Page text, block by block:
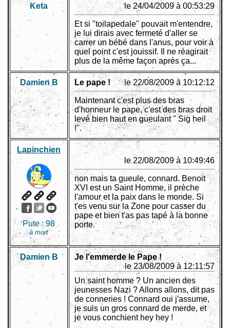
Keta le 24/04/2009 à 00:53:29
Et si "toilapedale" pouvait m'entendre,
je lui dirais avec fermeté d'aller se
carrer un bébé dans l'anus, pour voir à
quel point c'est jouissif. Il ne réagirait
plus de la même façon après ça...
Damien B Le pape ! le 22/08/2009 à 10:12:12
Maintenant c'est plus des bras
d'honneur le pape, c'est des bras droit
levé bien haut en gueulant " Sig heil
!".
Lapinchien
Pute :98
à mort
le 22/08/2009 à 10:49:46
non mais ta gueule, connard. Benoit
XVI est un Saint Homme, il prèche
l'amour et la paix dans le monde. Si
t'es venu sur la Zone pour casser du
pape et bien t'as pas tapé à la bonne
porte.
Damien B
Je l'emmerde le Pape !
le 23/08/2009 à 12:11:57
Un saint homme ? Un ancien des
jeunesses Nazi ? Allons allons, dit pas
de conneries ! Connard oui j'assume,
je suis un gros connard de merde, et
je vous conchient hey hey !